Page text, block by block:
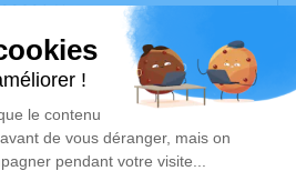
Uxegney.
Je rends hommage
2024 à 10h00